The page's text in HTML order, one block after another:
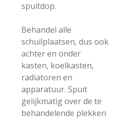
spuitdop.
Behandel alle
schuilplaatsen, dus ook
achter en onder
kasten, koelkasten,
radiatoren en
apparatuur. Spuit
gelijkmatig over de te
behandelende plekken